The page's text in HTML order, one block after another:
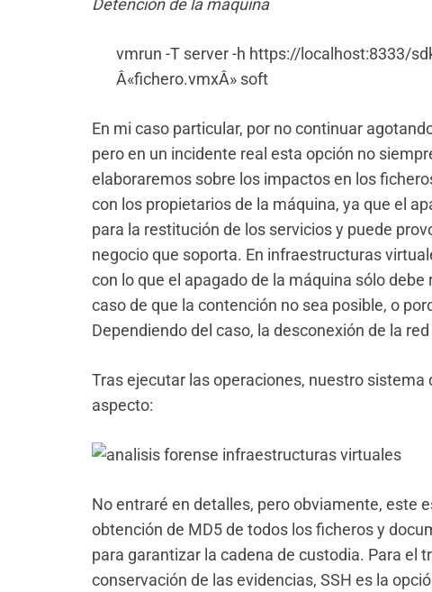
Detención de la máquina
vmrun -T server -h https://localhost:8333/
Â«fichero.vmxÂ» soft
En mi caso particular, por no continuar
pero en un incidente real esta opción no
elaboraremos sobre los impactos en los
con los propietarios de la máquina, ya que el
para la restitución de los servicios y puede
negocio que soporta. En infraestructuras
con lo que el apagado de la máquina sólo
caso de que la contención no sea posible, o
Dependiendo del caso, la desconexión de la
Tras ejecutar las operaciones, nuestro
aspecto:
No entraré en detalles, pero obviamente, este
obtención de MD5 de todos los ficheros y
para garantizar la cadena de custodia. Para el
conservación de las evidencias, SSH es la